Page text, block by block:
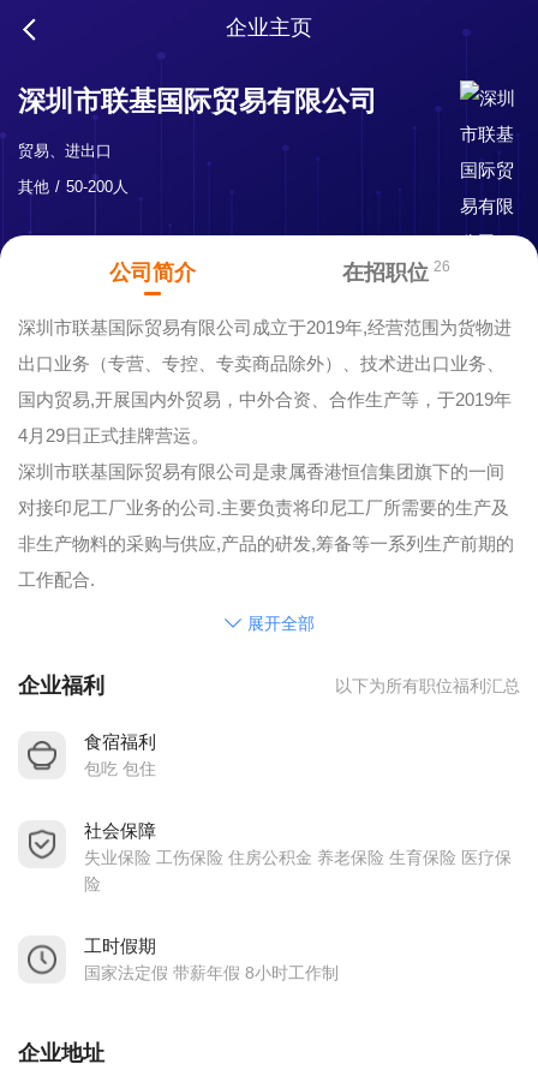
企业主页
深圳市联基国际贸易有限公司
贸易、进出口
其他
50-200人
公司简介 在招职位 26
深圳市联基国际贸易有限公司成立于2019年,经营范围为货物进
出口业务（专营、专控、专卖商品除外）、技术进出口业务、
国内贸易,开展国内外贸易，中外合资、合作生产等，于2019年
4月29日正式挂牌营运。
深圳市联基国际贸易有限公司是隶属香港恒信集团旗下的一间
对接印尼工厂业务的公司.主要负责将印尼工厂所需要的生产及
非生产物料的采购与供应,产品的硑发,筹备等一系列生产前期的
工作配合.
恒信集团是一家集电子、塑胶、 毛绒的玩具,自主品牌喇叭,美容
影响生产成本。目前因印尼工厂规模日益扩大，客户遍布世界
的现代化建设，响应国家"一带一路"的发展契机,促进与世界各
我们热忱的希望：你我携手，共创美好未来！
展开全部
企业福利 以下为所有职位福利汇总
食宿福利
包吃 包住
社会保障
失业保险 工伤保险 住房公积金 养老保险 生育保险 医疗保
险
工时假期
国家法定假 带薪年假 8小时工作制
企业地址